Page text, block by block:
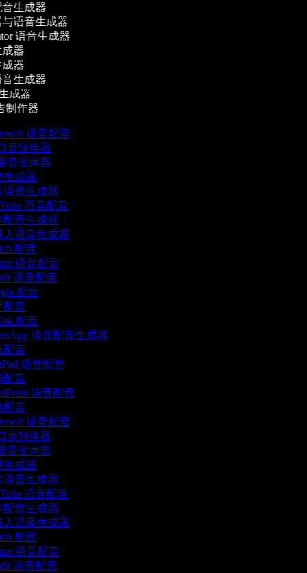
生成器
语音生成器
语音生成器
器
器
生成器
成器
制作器
语音配音
音转换器
音变声器
成器
音生成器
语音配音
音生成器
语音生成器
配音
语音配音
语音配音
配音
音
配音
语音配音生成器
音
语音配音
音
语音配音
音
语音配音
音转换器
音变声器
成器
音生成器
语音配音
音生成器
语音生成器
配音
语音配音
语音配音